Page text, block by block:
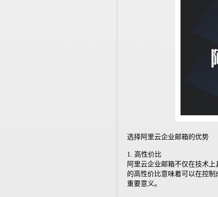
选择阿里云企业邮箱的优势
1. 高性价比
阿里云企业邮箱不仅在技术
的高性价比意味着可以在控
重要意义。